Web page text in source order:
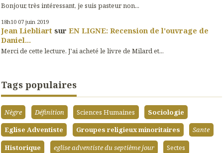
Bonjour, très intéressant, je suis pasteur non...
18h10 07 juin 2019
Jean Liebliart sur EN LIGNE: Recension de l'ouvrage de
Daniel...
Merci de cette lecture. J'ai acheté le livre de Milard et...
Tags populaires
Nègre Définition Sciences Humaines
Sociologie
Eglise Adventiste
Groupes religieux minoritaires
Sante
Historique
eglise adventiste du septième jour Sectes